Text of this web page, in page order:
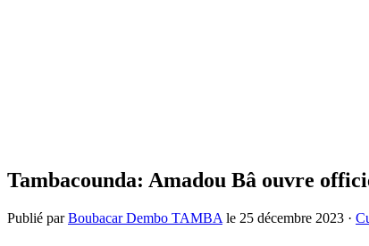
Tambacounda: Amadou Bâ ouvre
Publié parBoubacar Dembo TAMBA le 25 décembre 2023 ·